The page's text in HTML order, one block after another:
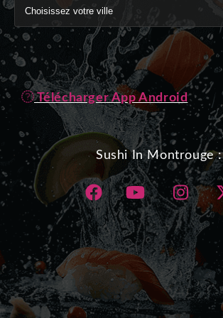
Télécharger App Android
Sushi In Montrouge :